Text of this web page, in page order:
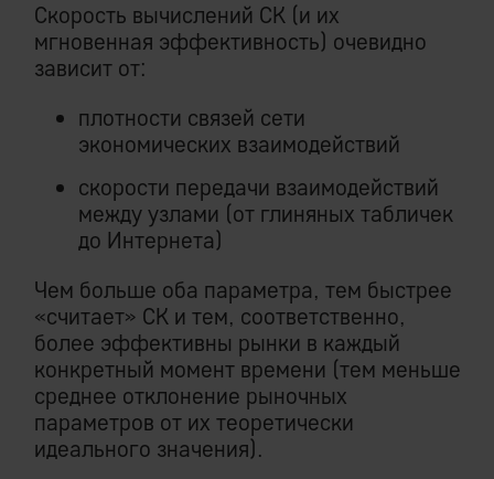
Скорость вычислений СК (и их
мгновенная эффективность) очевидно
зависит от:
плотности связей сети
экономических взаимодействий
скорости передачи взаимодействий
между узлами (от глиняных табличек
до Интернета)
Чем больше оба параметра, тем быстрее
«считает» СК и тем, соответственно,
более эффективны рынки в каждый
конкретный момент времени (тем меньше
среднее отклонение рыночных
параметров от их теоретически
идеального значения).